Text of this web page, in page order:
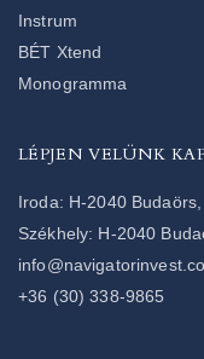
Instrum
BÉT Xtend
Monogramma
LÉPJEN VELÜNK
Iroda: H-2040
Székhely: H-2040
+36 (30) 338-9865